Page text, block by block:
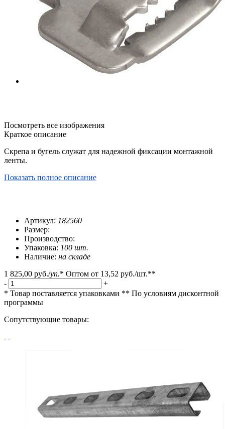
Посмотреть все изображения
Краткое описание
Скрепа и бугель служат для надежной фиксации монтажной
ленты.
Показать полное описание
Артикул: 182560
Размер:
Производство:
Упаковка: 100 шт.
Наличие: на складе
1 825,00 руб./уп.* Оптом от 13,52 руб./шт.**
-
+
* Товар поставляется упаковками ** По условиям дисконтной
программы
Сопутствующие товары: